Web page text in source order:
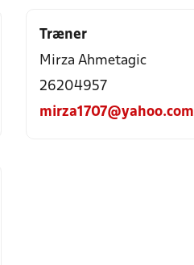
Træner
Mirza Ahmetagic
26204957
mirza1707@yahoo.com